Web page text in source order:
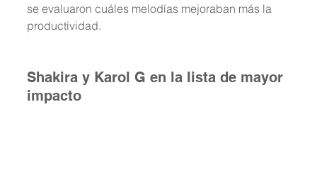
se evaluaron cuáles melodías mejoraban más la
productividad.
Shakira y Karol G en la lista de mayor
impacto